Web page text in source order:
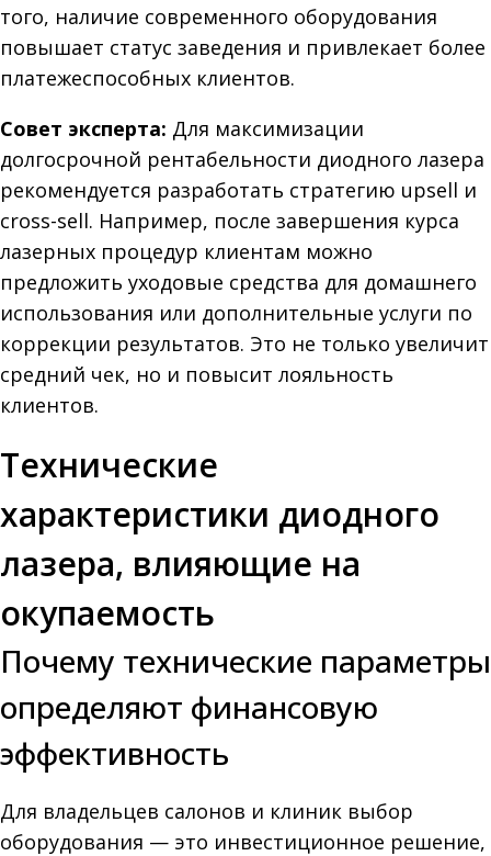
того, наличие современного оборудования
повышает статус заведения и привлекает более
платежеспособных клиентов.
Совет эксперта: Для максимизации
долгосрочной рентабельности диодного лазера
рекомендуется разработать стратегию upsell и
cross-sell. Например, после завершения курса
лазерных процедур клиентам можно
предложить уходовые средства для домашнего
использования или дополнительные услуги по
коррекции результатов. Это не только увеличит
средний чек, но и повысит лояльность
клиентов.
Технические
характеристики диодного
лазера, влияющие на
окупаемость
Почему технические параметры
определяют финансовую
эффективность
Для владельцев салонов и клиник выбор
оборудования — это инвестиционное решение,